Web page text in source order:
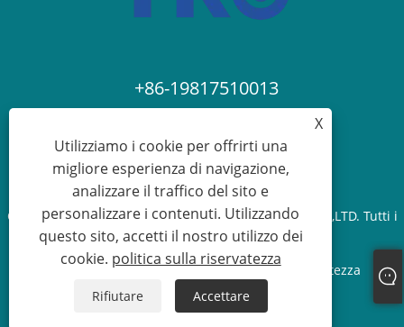
+86-19817510013
Copyright © 2024 ZHEJIANG YRO NUOVA ENERGIA CO.,LTD. Tutti i
diritti riservati.
Sitemap RSS XML politica sulla riservatezza
X
Utilizziamo i cookie per offrirti una
migliore esperienza di navigazione,
analizzare il traffico del sito e
personalizzare i contenuti. Utilizzando
questo sito, accetti il ​​nostro utilizzo dei
cookie. politica sulla riservatezza
Rifiutare Accettare